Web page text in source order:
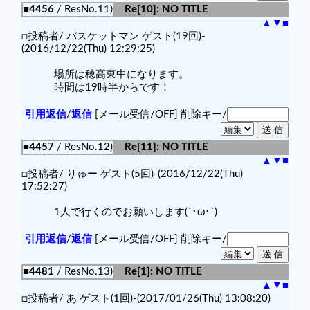
■4456 / ResNo.11)
Re[10]: NO TITLE
▲ ▼ ■
□投稿者/ バスケットマン ゲスト(19回)-
(2016/12/22(Thu) 12:29:25)
場所は穂高東中になります。
時間は19時半からです！
引用返信/返信[メール受信/OFF] 削除キー/
■4457 / ResNo.12)
Re[11]: NO TITLE
▲ ▼ ■
□投稿者/ りゅー ゲスト(5回)-(2016/12/22(Thu)
17:52:27)
1人で行くのでお願いします(´･ω･`)
引用返信/返信[メール受信/OFF] 削除キー/
■4481 / ResNo.13)
Re[1]: NO TITLE
▲ ▼ ■
□投稿者/ あ ゲスト(1回)-(2017/01/26(Thu) 13:08:20)